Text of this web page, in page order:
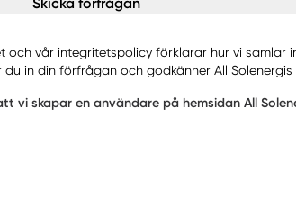
och vår integritetspolicy förklarar hur vi samlar
in din förfrågan och godkänner All Solenergis
vi skapar en användare på hemsidan All